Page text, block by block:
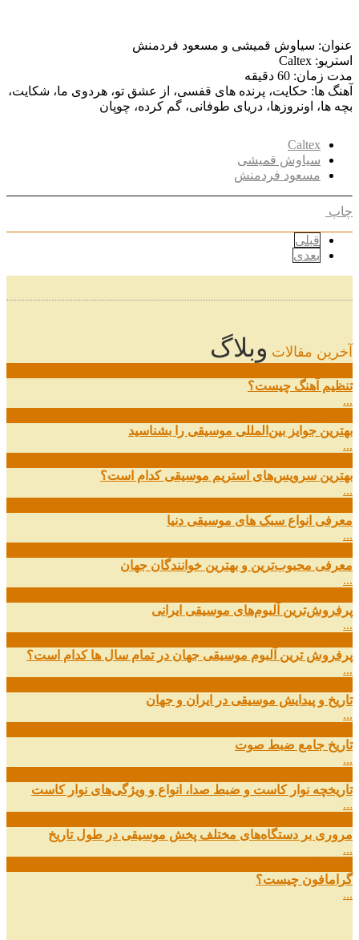
عنوان: سیاوش قمیشی و مسعود فردمنش
استریو: Caltex
مدت زمان: 60 دقیقه
آهنگ ها: حکایت، پرنده های قفسی، از عشق تو، هردوی ما، شکایت،
بچه ها، اونروزها، دریای طوفانی، گم کرده، چوپان
Caltex
سیاوش قمیشی
مسعود فردمنش
چاپ
قبلی
بعدی
آخرین مقالات وبلاگ
تنظیم آهنگ چیست؟
...
بهترین جوایز بین‌المللی موسیقی را بشناسید
...
بهترین سرویس‌های استریم موسیقی کدام است؟
...
معرفی انواع سبک های موسیقی دنیا
...
معرفی محبوب‌ترین و بهترین خوانندگان جهان
...
پرفروش‌ترین آلبوم‌های موسیقی ایرانی
...
پرفروش ترین آلبوم موسیقی جهان در تمام سال ها کدام است؟
...
تاریخ و پیدایش موسیقی در ایران و جهان
...
تاریخ جامع ضبط صوت
...
تاریخچه نوار کاست و ضبط صدا، انواع و ویژگی‌های نوار کاست
...
مروری بر دستگاه‌های مختلف پخش موسیقی در طول تاریخ
...
گرامافون چیست؟
...